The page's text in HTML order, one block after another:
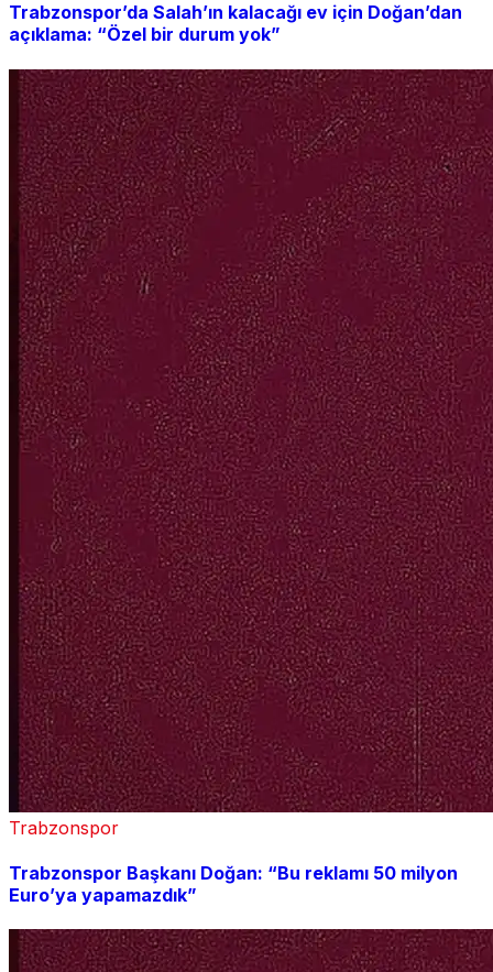
Trabzonspor’da Salah’ın kalacağı ev için Doğan’dan
açıklama: “Özel bir durum yok”
Trabzonspor
Trabzonspor Başkanı Doğan: “Bu reklamı 50 milyon
Euro’ya yapamazdık”